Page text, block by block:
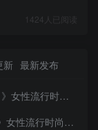
1424人已阅读
新 最新发布
子版【2026年·全年订阅】
子版【2026年·全年订阅】